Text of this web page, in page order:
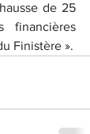
de 25
financières
Finistère ».